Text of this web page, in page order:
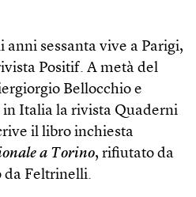
sessanta vive a Parigi,
Positif. A metà del
Bellocchio e
Italia la rivista Quaderni
il libro inchiesta
a Torino, rifiutato da
da Feltrinelli.